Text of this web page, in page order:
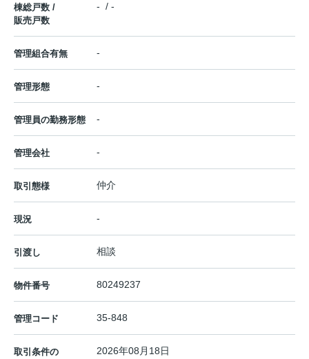
棟総戸数 /
販売戸数
- / -
管理組合有無 -
管理形態 -
管理員の勤務形態 -
管理会社 -
取引態様 仲介
現況 -
引渡し 相談
物件番号 80249237
管理コード 35-848
取引条件の
2026年08月18日